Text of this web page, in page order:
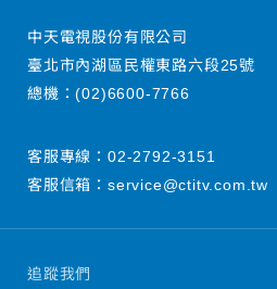
追蹤我們
中天電視股份有限公司
臺北市內湖區民權東路六段25號
總機：(02)6600-7766
客服專線： 02-2792-3151
客服信箱： service@ctitv.com.tw